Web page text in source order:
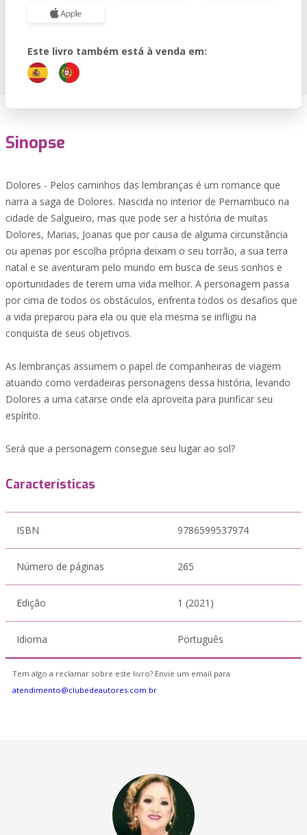
Este livro também está à venda em:
Sinopse
Dolores - Pelos caminhos das lembranças é um romance que
narra a saga de Dolores. Nascida no interior de Pernambuco na
cidade de Salgueiro, mas que pode ser a história de muitas
Dolores, Marias, Joanas que por causa de alguma circunstância
ou apenas por escolha própria deixam o seu torrão, a sua terra
natal e se aventuram pelo mundo em busca de seus sonhos e
oportunidades de terem uma vida melhor. A personagem passa
por cima de todos os obstáculos, enfrenta todos os desafios que
a vida preparou para ela ou que ela mesma se infligiu na
conquista de seus objetivos.
As lembranças assumem o papel de companheiras de viagem
atuando como verdadeiras personagens dessa história, levando
Dolores a uma catarse onde ela aproveita para purificar seu
espírito.
Será que a personagem consegue seu lugar ao sol?
Características
ISBN 9786599537974
Número de páginas 265
Edição 1 (2021)
Idioma Português
Tem algo a reclamar sobre este livro? Envie um email para
atendimento@clubedeautores.com.br